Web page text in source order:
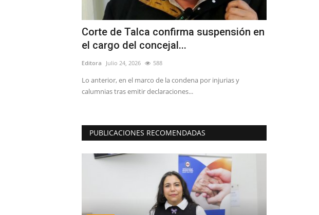
Corte de Talca confirma suspensión en
el cargo del concejal...
Editora Julio 24, 2026 588
Lo anterior, en el marco de la condena por injurias y
calumnias tras emitir declaraciones...
PUBLICACIONES RECOMENDADAS